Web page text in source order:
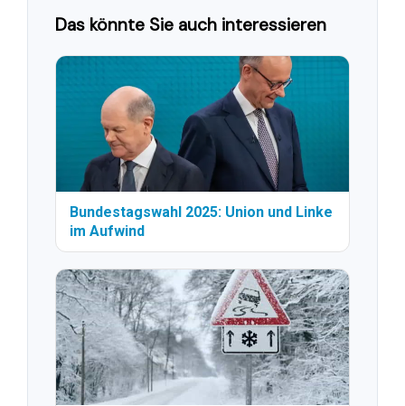
Das könnte Sie auch interessieren
Bundestagswahl 2025: Union und Linke
im Aufwind